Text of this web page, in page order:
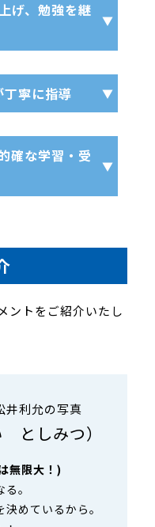
げ、勉強を継
寧に指導
確な学習・受
ントをご紹介いたし
しみつ）
限大！)
。
めているから。